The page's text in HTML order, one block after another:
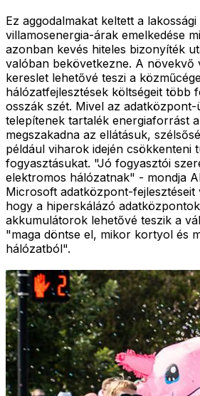
Ez aggodalmakat keltett a
villamosenergia-árak emelkedése
azonban kevés hiteles bizonyíték
valóban bekövetkezne. A növekvő
kereslet lehetővé teszi a
hálózatfejlesztések költségeit több
osszák szét. Mivel az adatközpont-
telepítenek tartalék energiaforrást
megszakadna az ellátásuk,
például viharok idején csökkenteni
fogyasztásukat. "Jó fogyasztói
elektromos hálózatnak" - mondja
Microsoft adatközpont-fejlesztéseit
hogy a hiperskálázó
akkumulátorok lehetővé teszik a
"maga döntse el, mikor kortyol és
hálózatból".